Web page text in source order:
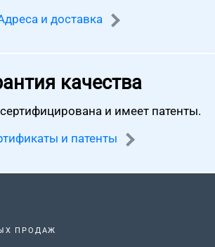
и доставка
качества
и имеет патенты.
и патенты
ПРОДАЖ